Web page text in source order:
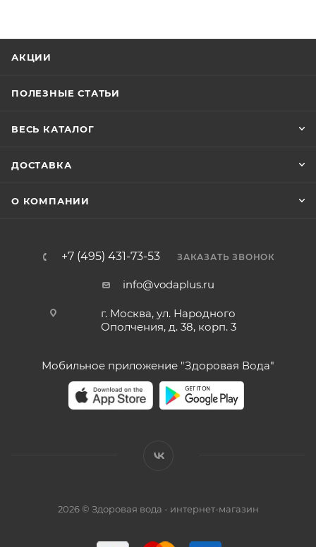
АКЦИИ
ПОЛЕЗНЫЕ СТАТЬИ
ВЕСЬ КАТАЛОГ
ДОСТАВКА
О КОМПАНИИ
+7 (495) 431-73-53 ЗАКАЗАТЬ ЗВОНОК
info@vodaplus.ru
г. Москва, ул. Народного
Ополчения, д. 38, корп. 3
Мобильное приложение "Здоровая Вода"
2026 © Здоровая вода - интернет-магазин